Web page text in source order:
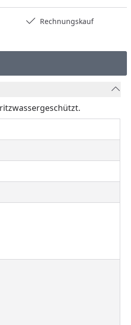
Rechnungskauf